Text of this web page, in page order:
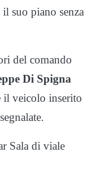
suo piano senza
del comando
Di Spigna
il veicolo inserito
Sala di viale